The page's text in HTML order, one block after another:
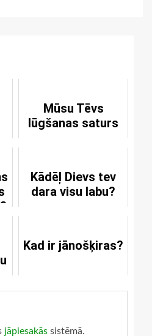
Mūsu Tēvs
lūgšanas saturs
Kādēļ Dievs tev
dara visu labu?
Kad ir jānošķiras?
jāpiesakās sistēmā.